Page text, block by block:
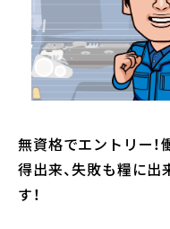
無資格でエントリー！
得出来、失敗も糧に
す！